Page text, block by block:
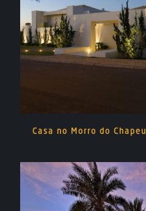
Casa no Morro do Chapeu